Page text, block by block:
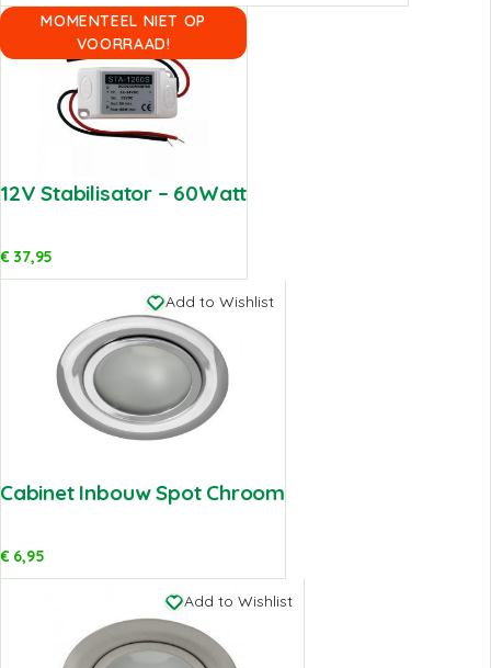
MOMENTEEL NIET OP
VOORRAAD!
Add to Wishlist
12V Stabilisator – 60Watt
€37,95
Add to Wishlist
Cabinet Inbouw Spot Chroom
€6,95
Add to Wishlist